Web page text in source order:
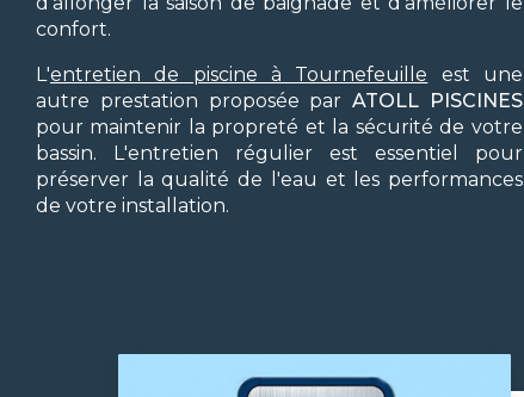
confort.
L'entretien de piscine à Tournefeuille est une
autre prestation proposée parATOLL PISCINES
pour maintenir la propreté et la sécurité de votre
bassin. L'entretien régulier est essentiel pour
préserver la qualité de l'eau et les performances
de votre installation.